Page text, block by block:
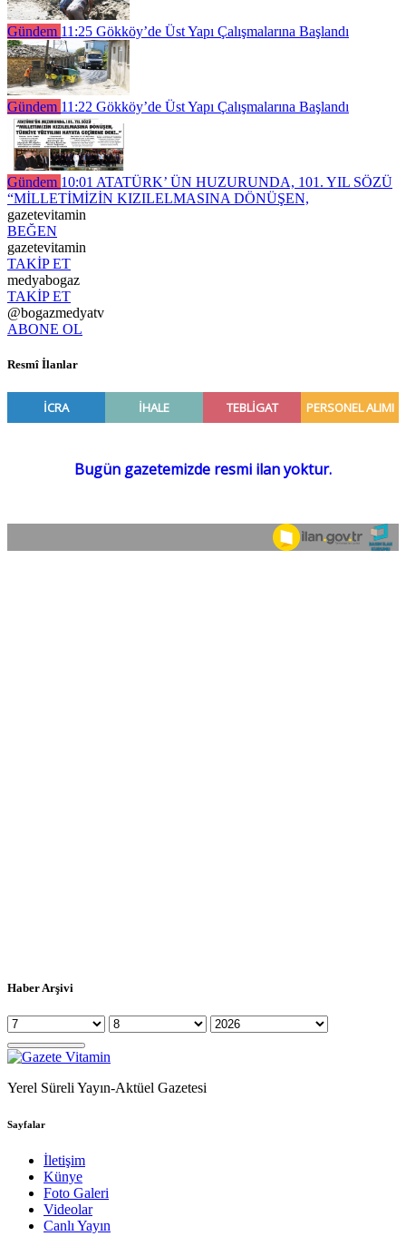
Gündem 11:25 Gökköy’de Üst Yapı Çalışmalarına Başlandı
Gündem 11:22 Gökköy’de Üst Yapı Çalışmalarına Başlandı
Gündem 10:01 ATATÜRK’ ÜN HUZURUNDA, 101. YIL SÖZÜ
“MİLLETİMİZİN KIZILELMASINA DÖNÜŞEN,
gazetevitamin
BEĞEN
gazetevitamin
TAKİP ET
medyabogaz
TAKİP ET
@bogazmedyatv
ABONE OL
Resmî İlanlar
Haber Arşivi
Yerel Süreli Yayın-Aktüel Gazetesi
Sayfalar
İletişim
Künye
Foto Galeri
Videolar
Canlı Yayın